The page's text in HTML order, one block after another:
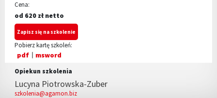
Cena:
od 620 zł netto
Zapisz się na szkolenie
Pobierz kartę szkoleń:
pdf msword
Opiekun szkolenia
Lucyna Piotrowska-Zuber
szkolenia@agamon.biz